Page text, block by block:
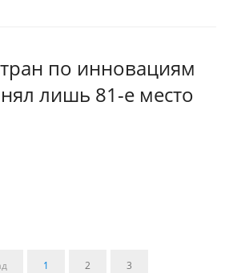
по инновациям
лишь 81-е место
1 2 3